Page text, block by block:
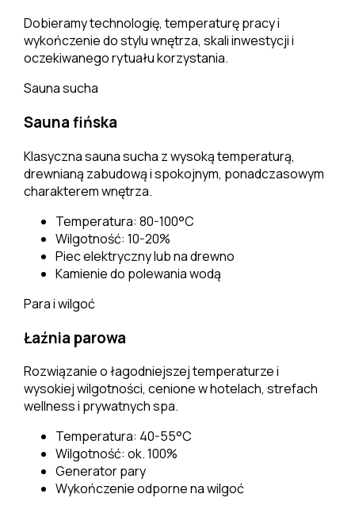
Dobieramy technologię, temperaturę pracy i
wykończenie do stylu wnętrza, skali inwestycji i
oczekiwanego rytuału korzystania.
Sauna sucha
Sauna fińska
Klasyczna sauna sucha z wysoką temperaturą,
drewnianą zabudową i spokojnym, ponadczasowym
charakterem wnętrza.
Temperatura: 80-100°C
Wilgotność: 10-20%
Piec elektryczny lub na drewno
Kamienie do polewania wodą
Para i wilgoć
Łaźnia parowa
Rozwiązanie o łagodniejszej temperaturze i
wysokiej wilgotności, cenione w hotelach, strefach
wellness i prywatnych spa.
Temperatura: 40-55°C
Wilgotność: ok. 100%
Generator pary
Wykończenie odporne na wilgoć